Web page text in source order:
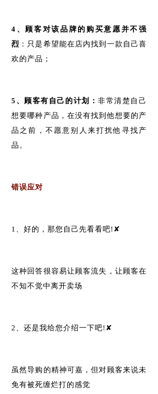
4、顾客对该品牌的购买意愿并不强
烈 ：只是希望能在店内找到一款自己喜
欢的产品；
5、顾客有自己的计划：非常清楚自己
想要哪种产品，在没有找到他想要的产
品之前，不愿意别人来打扰他寻找产
品。
错误应对
1、好的，那您自己先看看吧!✘
这种回答很容易让顾客流失，让顾客在
不知不觉中离开卖场
2、还是我给您介绍一下吧!✘
虽然导购的精神可嘉，但对顾客来说未
免有被死缠烂打的感觉